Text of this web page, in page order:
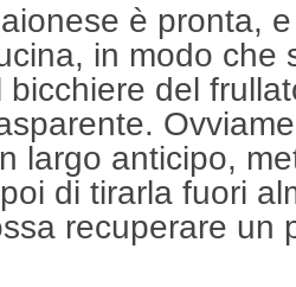
è pronta,
in modo che
bicchiere del
largo anticipo,
di tirarla fuori
recuperare un